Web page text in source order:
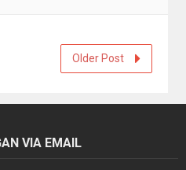
Older Post
VIA EMAIL